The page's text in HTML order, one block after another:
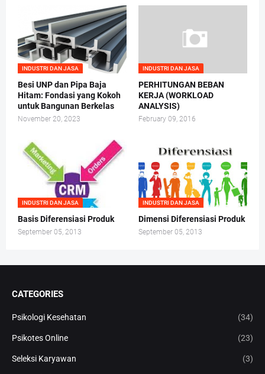
INDUSTRI DAN JASA
Besi UNP dan Pipa Baja
Hitam: Fondasi yang Kokoh
untuk Bangunan Berkelas
November 20, 2023
INDUSTRI DAN JASA
PERHITUNGAN BEBAN
KERJA (WORKLOAD
ANALYSIS)
February 09, 2016
INDUSTRI DAN JASA
Basis Diferensiasi Produk
September 05, 2013
INDUSTRI DAN JASA
Dimensi Diferensiasi Produk
September 05, 2013
CATEGORIES
Psikologi Kesehatan (34)
Psikotes Online (23)
Seleksi Karyawan (3)